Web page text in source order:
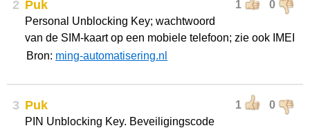
2 1 0
Puk
Personal Unblocking Key; wachtwoord
van de SIM-kaart op een mobiele telefoon; zie ook IMEI
Bron: ming-automatisering.nl
3 1 0
Puk
PIN Unblocking Key. Beveiligingscode